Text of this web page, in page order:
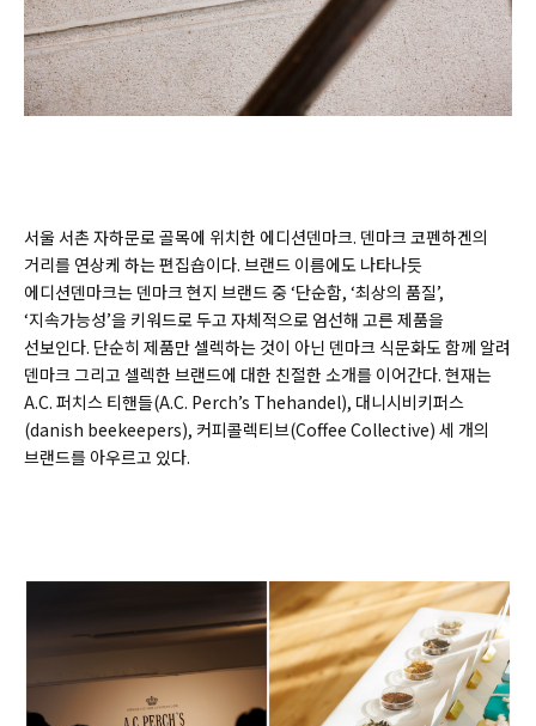
서울 서촌 자하문로 골목에 위치한 에디션덴마크. 덴마크 코펜하겐의
거리를 연상케 하는 편집숍이다. 브랜드 이름에도 나타나듯
에디션덴마크는 덴마크 현지 브랜드 중 ‘단순함, ‘최상의 품질’,
‘지속가능성’을 키워드로 두고 자체적으로 엄선해 고른 제품을
선보인다. 단순히 제품만 셀렉하는 것이 아닌 덴마크 식문화도 함께 알려
덴마크 그리고 셀렉한 브랜드에 대한 친절한 소개를 이어간다. 현재는
A.C. 퍼치스 티핸들(A.C. Perch’s Thehandel), 대니시비키퍼스
(danish beekeepers), 커피콜렉티브(Coffee Collective) 세 개의
브랜드를 아우르고 있다.